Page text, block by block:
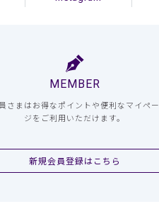
MEMBER
さまはお得なポイントや便利なマイペー
ジをご利用いただけます。
新規会員登録はこちら